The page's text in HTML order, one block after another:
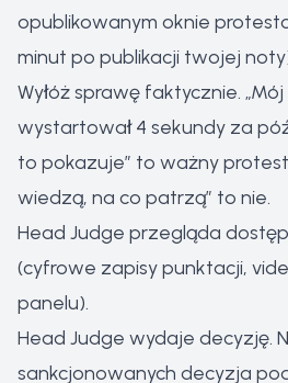
opublikowanym oknie
minut po publikacji twojej
Wyłóż sprawę faktycznie.
wystartował 4 sekundy za
to pokazuje” to ważny
wiedzą, na co patrzą” to nie.
Head Judge przegląda
(cyfrowe zapisy punktacji,
panelu).
Head Judge wydaje decyzję.
sankcjonowanych decyzja